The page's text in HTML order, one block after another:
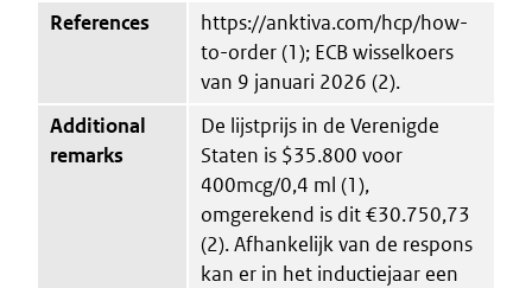
References
https://anktiva.com/hcp/how-
to-order (1); ECB wisselkoers
van 9 januari 2026 (2).
Additional
remarks
De lijstprijs in de Verenigde
Staten is $35.800 voor
400mcg/0,4 ml (1),
omgerekend is dit €30.750,73
(2). Afhankelijk van de respons
kan er in het inductiejaar een